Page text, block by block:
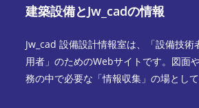
建築設備とJw_cadの情報
Jw_cad 設備設計情報室は、「設備技術
用者」のためのWebサイトです。図面
務の中で必要な「情報収集」の場として